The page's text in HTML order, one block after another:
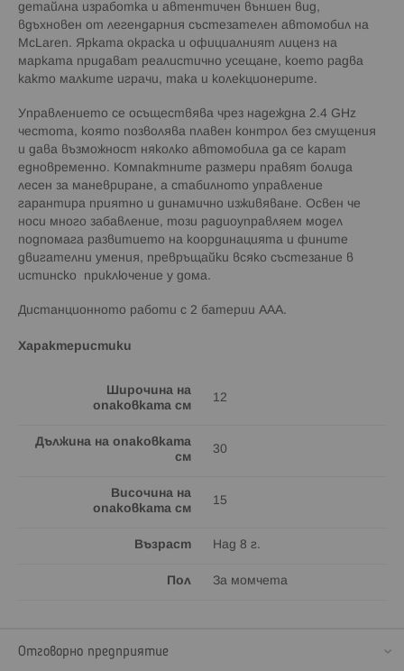
детайлна изработка и автентичен външен вид,
вдъхновен от легендарния състезателен автомобил на
McLaren. Ярката окраска и официалният лиценз на
марката придават реалистично усещане, което радва
както малките играчи, така и колекционерите.
Управлението се осъществява чрез надеждна 2.4 GHz
честота, която позволява плавен контрол без смущения
и дава възможност няколко автомобила да се карат
едновременно. Компактните размери правят болида
лесен за маневриране, а стабилното управление
гарантира приятно и динамично изживяване. Освен че
носи много забавление, този радиоуправляем модел
подпомага развитието на координацията и фините
двигателни умения, превръщайки всяко състезание в
истинско приключение у дома.
Дистанционното работи с 2 батерии ААА.
Характеристики
Широчина на
опаковката см
12
Дължина на опаковката
см
30
Височина на
опаковката см
15
Възраст Над 8 г.
Пол За момчета
Отговорно предприятие